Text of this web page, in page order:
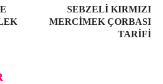
SEBZELI KIRMIZI
MERCIMEK ÇORBASI
TARIFI